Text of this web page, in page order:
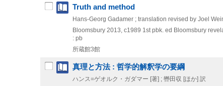
Truth and method
Hans-Georg Gadamer ; translation revised by Joel
Bloomsbury 2013, c1989 1st pbk. ed Bloomsbury
: pb
所蔵館3館
真理と方法 : 哲学的解釈学の要綱
ハンス=ゲオルク・ガダマー [著] ; 轡田収 [ほか] 訳